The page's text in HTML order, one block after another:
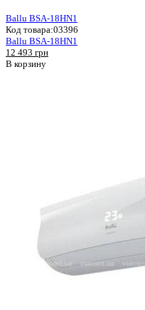
Ballu BSA-18HN1
Код товара:03396
Ballu BSA-18HN1
12 493 грн
В корзину